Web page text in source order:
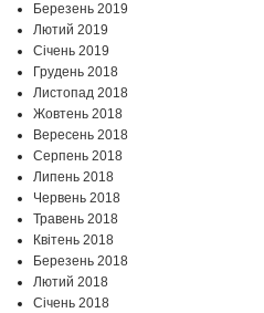
Березень 2019
Лютий 2019
Січень 2019
Грудень 2018
Листопад 2018
Жовтень 2018
Вересень 2018
Серпень 2018
Липень 2018
Червень 2018
Травень 2018
Квітень 2018
Березень 2018
Лютий 2018
Січень 2018